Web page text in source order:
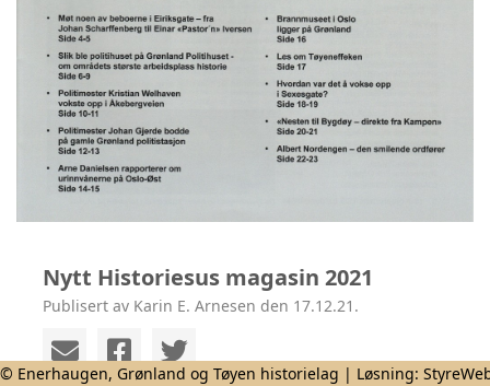
Nytt Historiesus magasin 2021
Publisert av Karin E. Arnesen den 17.12.21.
© Enerhaugen, Grønland og Tøyen historielag | Løsning: